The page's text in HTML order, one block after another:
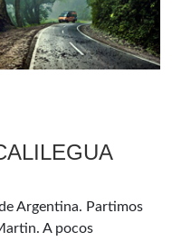
Argentina. Partimos
A pocos